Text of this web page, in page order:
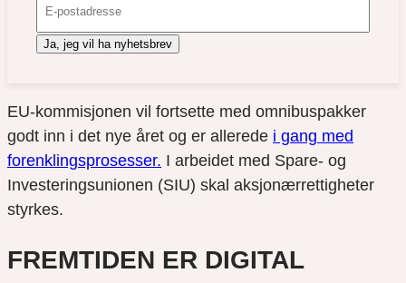
Ja, jeg vil ha nyhetsbrev
EU-kommisjonen vil fortsette med omnibuspakker
godt inn i det nye året og er allerede i gang med
forenklingsprosesser. I arbeidet med Spare- og
Investeringsunionen (SIU) skal aksjonærrettigheter
styrkes.
FREMTIDEN ER DIGITAL